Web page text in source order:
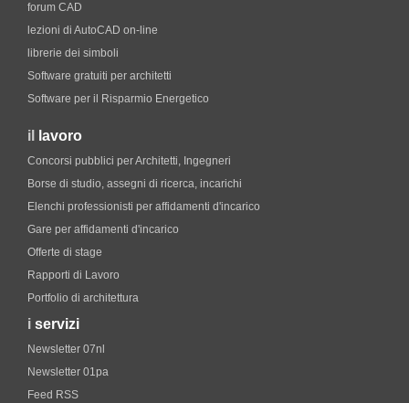
forum CAD
lezioni di AutoCAD on-line
librerie dei simboli
Software gratuiti per architetti
Software per il Risparmio Energetico
il lavoro
Concorsi pubblici per Architetti, Ingegneri
Borse di studio, assegni di ricerca, incarichi
Elenchi professionisti per affidamenti d'incarico
Gare per affidamenti d'incarico
Offerte di stage
Rapporti di Lavoro
Portfolio di architettura
i servizi
Newsletter 07nl
Newsletter 01pa
Feed RSS